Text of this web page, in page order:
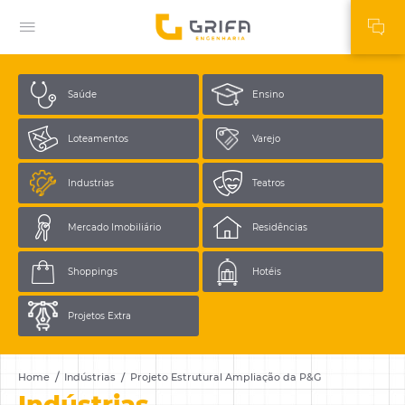
Home Indústrias Projeto Estrutural Ampliação da P&G
Saúde Ensino
Loteamentos Varejo
Industrias Teatros
Mercado Imobiliário Residências
Shoppings Hotéis
Projetos Extra